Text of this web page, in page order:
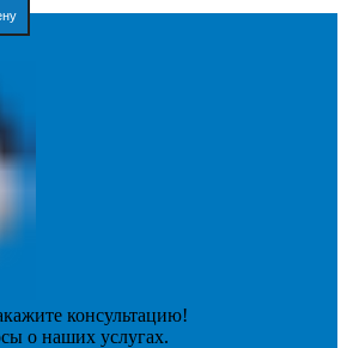
консультацию!
о наших услугах.